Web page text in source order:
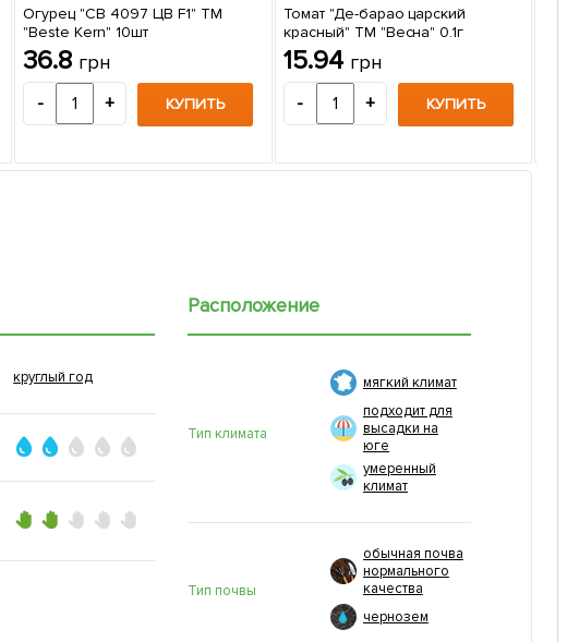
Огурец "СВ 4097 ЦВ F1" ТМ
"Beste Kern" 10шт
36.8 грн
- + КУПИТЬ
Томат "Де-барао царский
красный" ТМ "Весна" 0.1г
15.94 грн
- + КУПИТЬ
круглый год
Расположение
Тип климата
мягкий климат
подходит для
высадки на
юге
умеренный
климат
Тип почвы
обычная почва
нормального
качества
чернозем